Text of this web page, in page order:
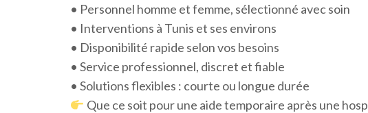
• Personnel homme et femme, sélectionné avec soin
• Interventions à Tunis et ses environs
• Disponibilité rapide selon vos besoins
• Service professionnel, discret et fiable
• Solutions flexibles : courte ou longue durée
Que ce soit pour une aide temporaire après une